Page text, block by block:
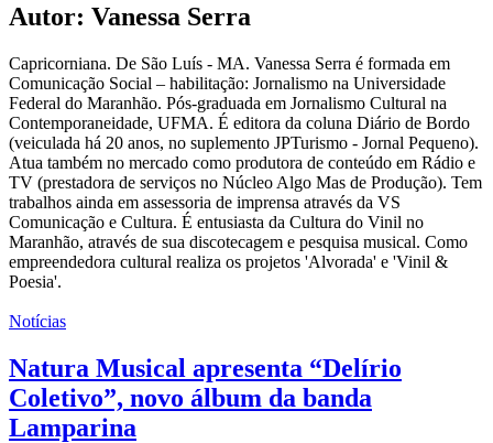
Autor: Vanessa Serra
Capricorniana. De São Luís - MA. Vanessa Serra é formada em
Comunicação Social – habilitação: Jornalismo na Universidade
Federal do Maranhão. Pós-graduada em Jornalismo Cultural na
Contemporaneidade, UFMA. É editora da coluna Diário de Bordo
(veiculada há 20 anos, no suplemento JPTurismo - Jornal Pequeno).
Atua também no mercado como produtora de conteúdo em Rádio e
TV (prestadora de serviços no Núcleo Algo Mas de Produção). Tem
trabalhos ainda em assessoria de imprensa através da VS
Comunicação e Cultura. É entusiasta da Cultura do Vinil no
Maranhão, através de sua discotecagem e pesquisa musical. Como
empreendedora cultural realiza os projetos 'Alvorada' e 'Vinil &
Poesia'.
Notícias
Natura Musical apresenta “Delírio
Coletivo”, novo álbum da banda
Lamparina